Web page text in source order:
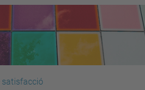
satisfacció